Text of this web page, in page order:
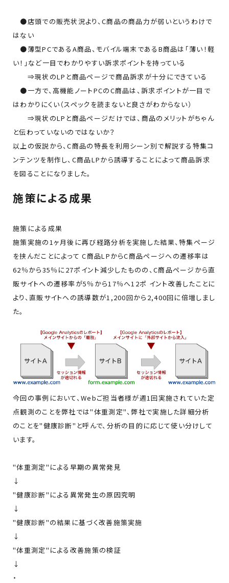
●店頭での販売状況より、C商品の商品力が弱いというわけで
はない
●薄型PCであるA商品、モバイル端末であるB商品は「薄い！軽
い！」など一目でわかりやすい訴求ポイントを持っている
⇒現状のLPと商品ページで商品訴求が十分にできている
●一方で、高機能ノートPCのC商品は、訴求ポイントが一目で
はわかりにくい（スペックを読まないと良さがわからない）
⇒現状のLPと商品ページだけでは、商品のメリットがちゃん
と伝わっていないのではないか？
以上の仮説から、C商品の特長を利用シーン別で解説する特集コ
ンテンツを制作し、C商品LPから誘導することによって商品訴求
を図ることになりました。
施策による成果
施策による成果
施策実施の1ヶ月後に再び経路分析を実施した結果、特集ページ
を挟んだことによって C商品LPからC商品ページへの遷移率は
62％から35％に27ポイント減少したものの、C商品ページから直
販サイトへの遷移率が5％から17％へ12ポ イント改善したことに
より、直販サイトへの誘導数が1,200回から2,400回に倍増しまし
た。
今回の事例において、Webご担当者様が週1回実施されていた定
点観測のことを弊社では"体重測定"、弊社で実施した詳細分析
のことを"健康診断"と呼んで、分析の目的に応じて使い分けして
います。
"体重測定"による早期の異常発見
↓
"健康診断"による異常発生の原因究明
↓
"健康診断"の結果に基づく改善施策実施
↓
"体重測定"による改善施策の検証
↓
・